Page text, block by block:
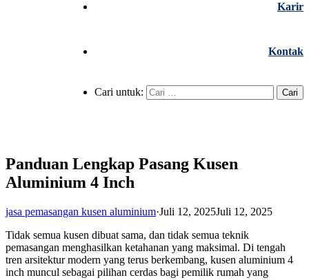
Karir
Kontak
Cari untuk:
Panduan Lengkap Pasang Kusen
Aluminium 4 Inch
jasa pemasangan kusen aluminium·Juli 12, 2025Juli 12, 2025
Tidak semua kusen dibuat sama, dan tidak semua teknik
pemasangan menghasilkan ketahanan yang maksimal. Di tengah
tren arsitektur modern yang terus berkembang, kusen aluminium 4
inch muncul sebagai pilihan cerdas bagi pemilik rumah yang